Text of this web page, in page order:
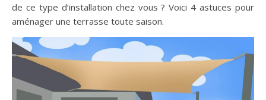
de ce type d’installation chez vous ? Voici 4 astuces pour
aménager une terrasse toute saison.